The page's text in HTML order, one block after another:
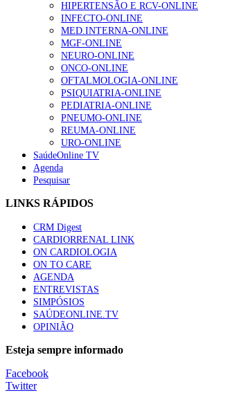
Quase quatro em cada dez doentes com
84 visualizações
Trodelvy aprovado para primeira linha no
58 visualizações
1.º Episódio do Podcast “Frequência Cardio
58 visualizações
Canábis medicinal e saúde mental
53 visualizações
MAIS NOTÍCIAS
Plataforma criada por estudantes apoia famílias
HIPERTENSÃO E RCV-ONLINE
INFECTO-ONLINE
MED.INTERNA-ONLINE
MGF-ONLINE
NEURO-ONLINE
ONCO-ONLINE
OFTALMOLOGIA-ONLINE
PSIQUIATRIA-ONLINE
PEDIATRIA-ONLINE
PNEUMO-ONLINE
REUMA-ONLINE
URO-ONLINE
SaúdeOnline TV
Agenda
Pesquisar
LINKS RÁPIDOS
CRM Digest
CARDIORRENAL LINK
ON CARDIOLOGIA
ON TO CARE
AGENDA
ENTREVISTAS
SIMPÓSIOS
SAÚDEONLINE.TV
OPINIÃO
Esteja sempre informado
Facebook
Twitter